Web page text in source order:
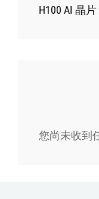
H100 AI 晶片
您尚未收到